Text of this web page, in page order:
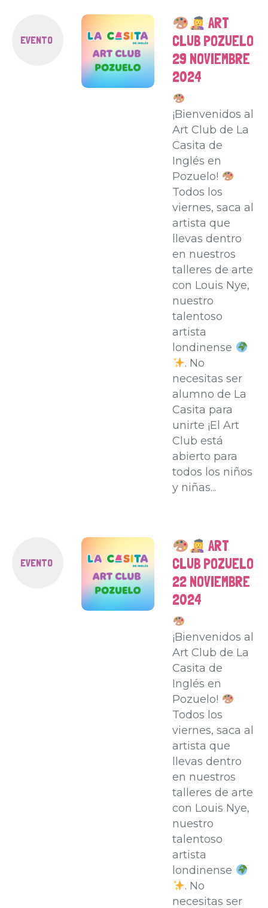
EVENTO
ART
CLUB POZUELO
29 NOVIEMBRE
2024
¡Bienvenidos al
Art Club de La
Casita de
Inglés en
Pozuelo!
Todos los
viernes, saca al
artista que
llevas dentro
en nuestros
talleres de arte
con Louis Nye,
nuestro
talentoso
artista
londinense
. No
necesitas ser
alumno de La
Casita para
unirte ¡El Art
Club está
abierto para
todos los niños
y niñas...
EVENTO
ART
CLUB POZUELO
22 NOVIEMBRE
2024
¡Bienvenidos al
Art Club de La
Casita de
Inglés en
Pozuelo!
Todos los
viernes, saca al
artista que
llevas dentro
en nuestros
talleres de arte
con Louis Nye,
nuestro
talentoso
artista
londinense
. No
necesitas ser